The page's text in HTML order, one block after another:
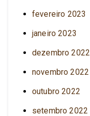
fevereiro 2023
janeiro 2023
dezembro 2022
novembro 2022
outubro 2022
setembro 2022